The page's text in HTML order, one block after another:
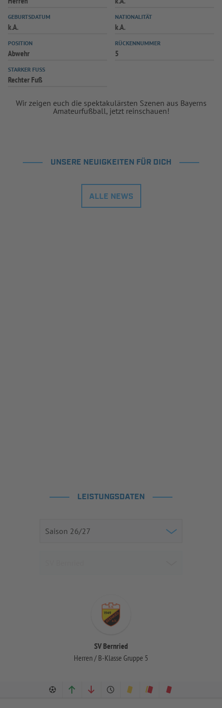
SPIELPLUS
GEBURTSDATUM
k.A.
NATIONALITÄT
k.A.
POSITION
Abwehr
RÜCKENNUMMER
5
STARKER FUSS
Rechter Fuß
Wir zeigen euch die spektakulärsten Szenen aus Bayerns
Amateurfußball, jetzt reinschauen!
UNSERE NEUIGKEITEN FÜR DICH
ALLE NEWS
LEISTUNGSDATEN
SV Bernried
Herren / B-Klasse Gruppe 5